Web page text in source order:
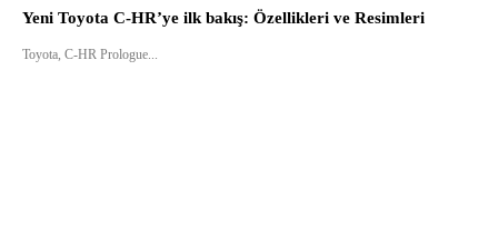
Yeni Toyota C-HR’ye ilk bakış: Özellikleri ve Resimleri
Toyota, C-HR Prologue...